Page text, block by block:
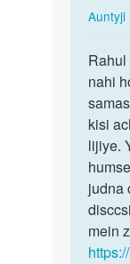
AuntyjiIn
Rahul
bete
sex
karne
se
pet…
nahi
kisi
lijiye.
judna
mein